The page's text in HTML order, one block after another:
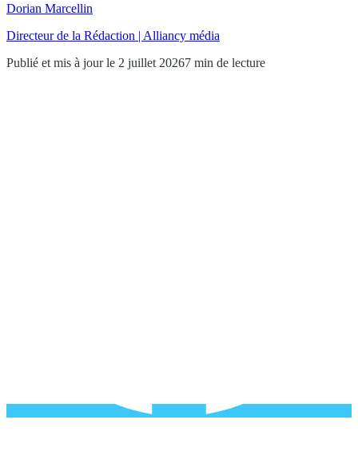
Dorian Marcellin
Directeur de la Rédaction | Alliancy média
Publié et mis à jour le 2 juillet 20267 min de lecture